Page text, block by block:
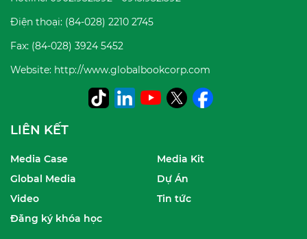
Điện thoại: (84-028) 2210 2745
Fax: (84-028) 3924 5452
Website: http://www.globalbookcorp.com
LIÊN KẾT
Media Case
Media Kit
Global Media
Dự Án
Video
Tin tức
Đăng ký khóa học